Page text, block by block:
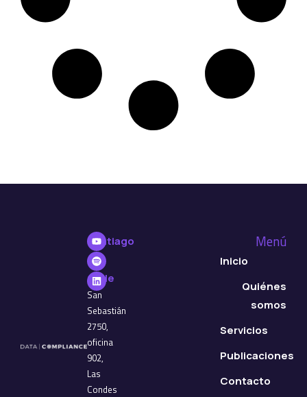
Santiago
de
Chile
San
Sebastián
2750,
oficina
902,
Las
Condes
Menú
Inicio
Quiénes
somos
Servicios
Publicaciones
Contacto